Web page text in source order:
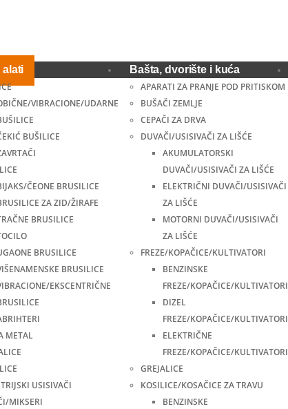
alati
VIBRACIONE/UDARNE
BUŠILICE
ČEONE BRUSILICE
ZA ZID/ŽIRAFE
BRUSILICE
BRUSILICE
BRUSILICE
EKSCENTRIČNE
METAL
USISIVAČI
MIKSERI
Bašta, dvorište i kuća
APARATI ZA PRANJE POD PRITISKOM
BUŠAČI ZEMLJE
CEPAČI ZA DRVA
DUVAČI/USISIVAČI ZA LIŠĆE
AKUMULATORSKI
DUVAČI/USISIVAČI ZA LIŠĆE
ELEKTRIČNI DUVAČI/USISIVAČI
ZA LIŠĆE
MOTORNI DUVAČI/USISIVAČI
ZA LIŠĆE
FREZE/KOPAČICE/KULTIVATORI
BENZINSKE
FREZE/KOPAČICE/KULTIVATORI
DIZEL
FREZE/KOPAČICE/KULTIVATORI
ELEKTRIČNE
FREZE/KOPAČICE/KULTIVATORI
GREJALICE
KOSILICE/KOSAČICE ZA TRAVU
BENZINSKE